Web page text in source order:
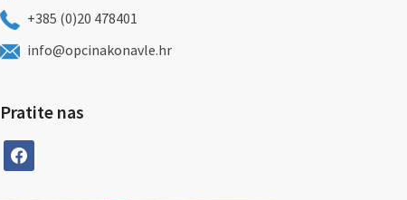
+385 (0)20 478401
info@opcinakonavle.hr
Pratite nas
facebook